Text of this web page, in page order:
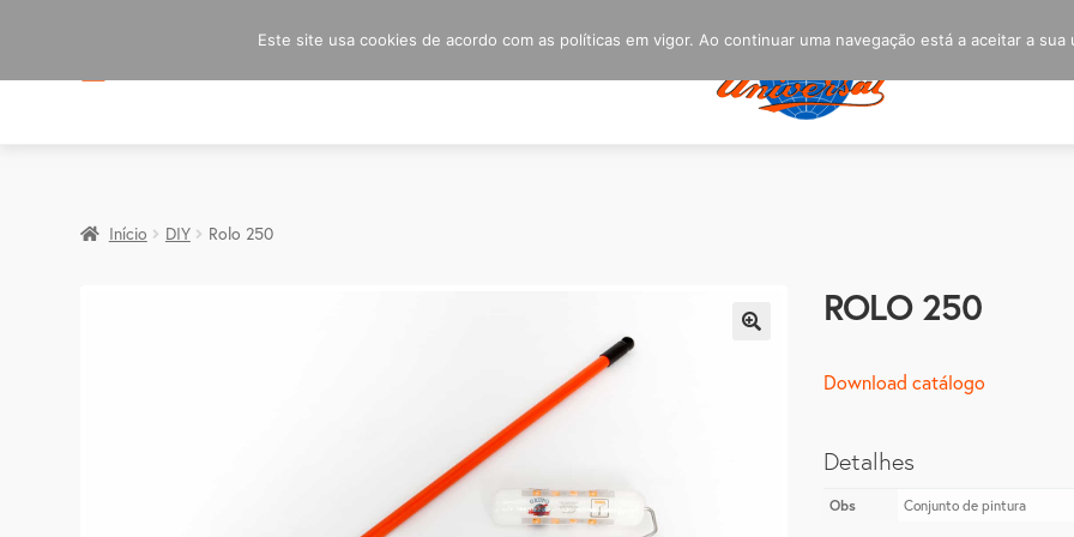
Início DIY Rolo 250
ROLO 250
Download catálogo
Detalhes
Obs Conjunto de pintura
Este site usa cookies de acordo com as políticas em vigor. Ao continuar uma navegação está a aceitar a sua